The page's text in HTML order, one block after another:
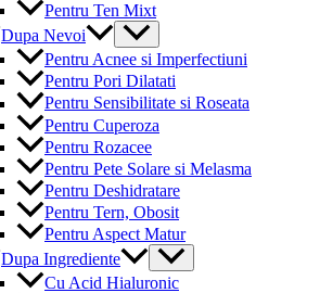
Pentru Ten Mixt
Dupa Nevoi
Menu
Toggle
Pentru Acnee si Imperfectiuni
Pentru Pori Dilatati
Pentru Sensibilitate si Roseata
Pentru Cuperoza
Pentru Rozacee
Pentru Pete Solare si Melasma
Pentru Deshidratare
Pentru Tern, Obosit
Pentru Aspect Matur
Dupa Ingrediente
Menu
Toggle
Cu Acid Hialuronic